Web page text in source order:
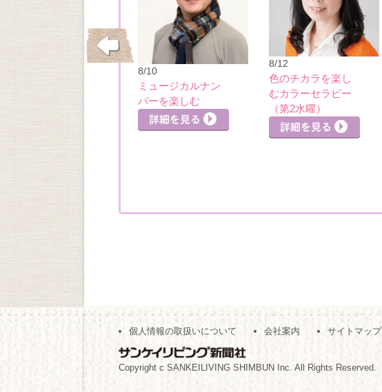
10/15
垂水・舞子の洋館
めぐり・五色山洋
館
8/10
ミュージカルナン
バーを楽しむ
8/12
色のチカラを楽し
むカラーセラピー
（第2水曜）
を見る
詳細を見る
詳細を見る
個人情報の取扱いについて 会社案内 サイトマップ
Copyright c SANKEILIVING SHIMBUN Inc. All Rights Reserved.